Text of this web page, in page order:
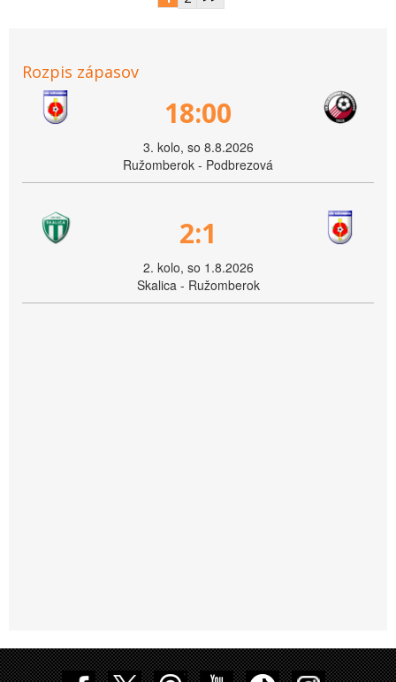
Rozpis zápasov
18:00
3. kolo, so 8.8.2026
Ružomberok - Podbrezová
2:1
2. kolo, so 1.8.2026
Skalica - Ružomberok